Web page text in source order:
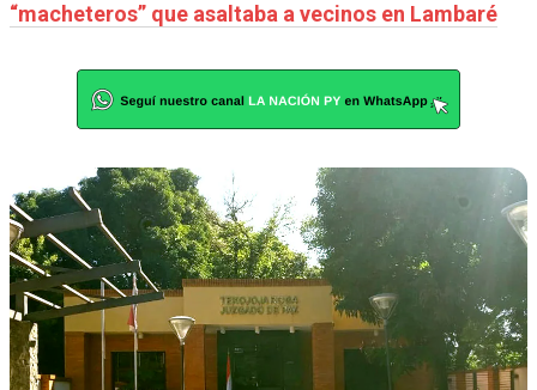
“macheteros” que asaltaba a vecinos en Lambaré